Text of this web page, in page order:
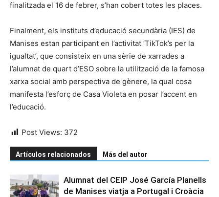
finalitzada el 16 de febrer, s’han cobert totes les places.
Finalment, els instituts d’educació secundària (IES) de
Manises estan participant en l’activitat ‘TikTok’s per la
igualtat’, que consisteix en una sèrie de xarrades a
l’alumnat de quart d’ESO sobre la utilització de la famosa
xarxa social amb perspectiva de gènere, la qual cosa
manifesta l’esforç de Casa Violeta en posar l’accent en
l’educació.
Post Views: 372
Artículos relacionados Más del autor
Alumnat del CEIP José García Planells
de Manises viatja a Portugal i Croàcia